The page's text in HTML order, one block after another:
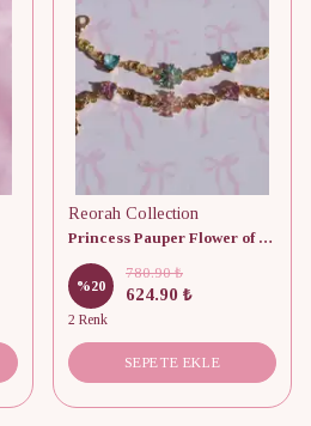
Reorah Collection
Princess Pauper Flower of Heart Bileklik
%20
780.90 ₺
624.90 ₺
2 Renk
SEPETE EKLE